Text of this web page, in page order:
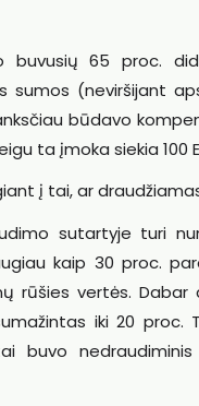
buvusių 65 proc.
sumos (neviršijant
būdavo
ta įmoka siekia 100
į tai, ar
sutartyje turi
kaip 30 proc.
rūšies vertės.
iki 20 proc.
buvo